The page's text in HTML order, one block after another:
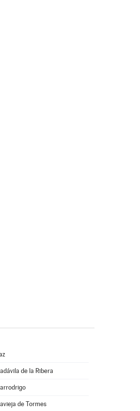
de la Ribera
de Tormes